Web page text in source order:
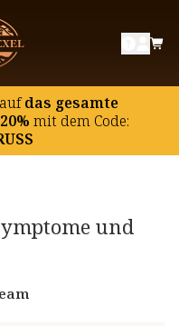
aufdas gesamte
mit dem Code:
und
der Körper?